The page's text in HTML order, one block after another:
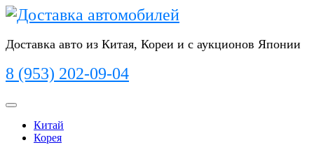
Перейти
Доставка авто из Китая, Кореи и с аукционов Японии
8 (953) 202-09-04
Кнопка
ОткрытьКитай
Корея